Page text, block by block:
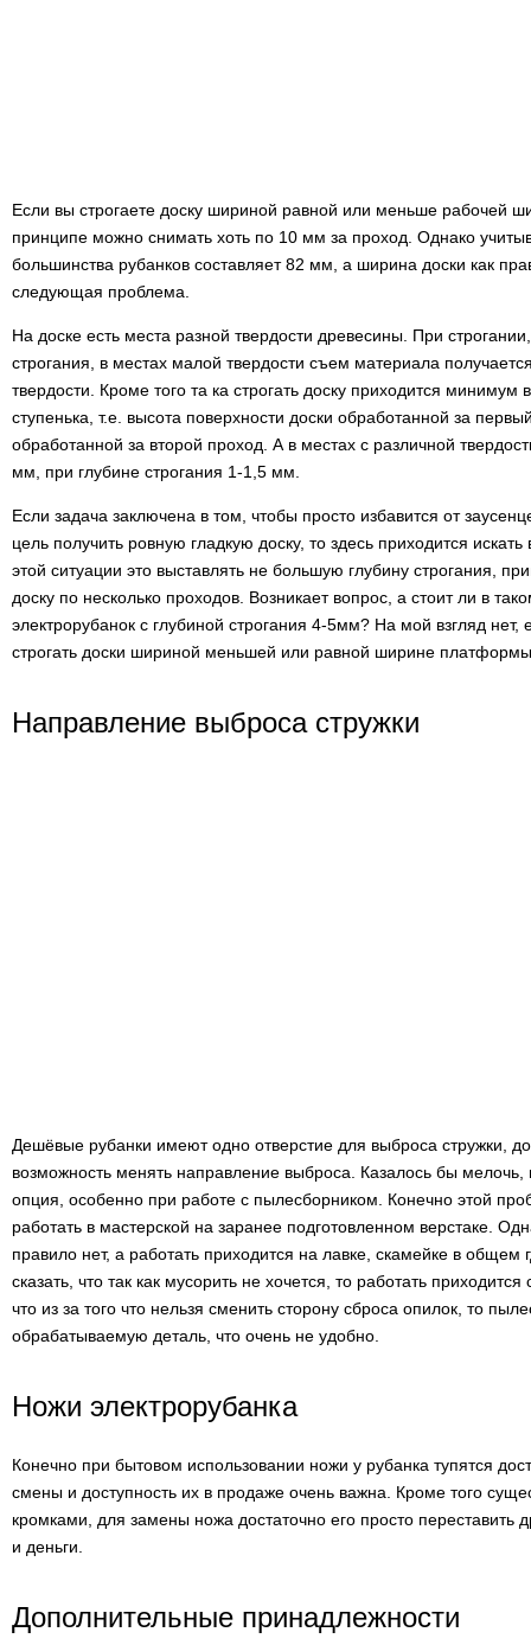
Если вы строгаете доску шириной равной или меньше рабочей
принципе можно снимать хоть по 10 мм за проход. Однако
большинства рубанков составляет 82 мм, а ширина доски как
следующая проблема.
На доске есть места разной твердости древесины. При
строгания, в местах малой твердости съем материала
твердости. Кроме того та ка строгать доску приходится минимум
ступенька, т.е. высота поверхности доски обработанной за
обработанной за второй проход. А в местах с различной
мм, при глубине строгания 1-1,5 мм.
Если задача заключена в том, чтобы просто избавится от
цель получить ровную гладкую доску, то здесь приходится
этой ситуации это выставлять не большую глубину строгания,
доску по несколько проходов. Возникает вопрос, а стоит ли в
электрорубанок с глубиной строгания 4-5мм? На мой взгляд нет,
строгать доски шириной меньшей или равной ширине
Направление выброса стружки
Дешёвые рубанки имеют одно отверстие для выброса стружки,
возможность менять направление выброса. Казалось бы мелочь,
опция, особенно при работе с пылесборником. Конечно этой
работать в мастерской на заранее подготовленном верстаке.
правило нет, а работать приходится на лавке, скамейке в общем
сказать, что так как мусорить не хочется, то работать
что из за того что нельзя сменить сторону сброса опилок, то
обрабатываемую деталь, что очень не удобно.
Ножи электрорубанка
Конечно при бытовом использовании ножи у рубанка тупятся
смены и доступность их в продаже очень важна. Кроме того
кромками, для замены ножа достаточно его просто переставить
и деньги.
Дополнительные принадлежности